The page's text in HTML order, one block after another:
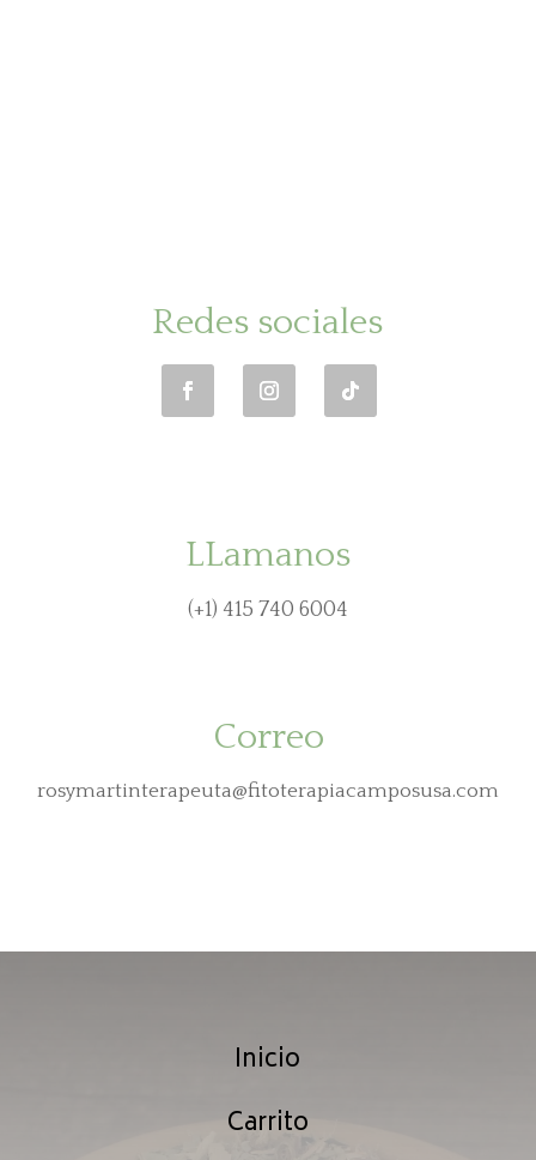
Redes sociales
LLamanos
(+1) 415 740 6004
Correo
rosymartinterapeuta@fitoterapiacamposusa.com
Inicio
Carrito